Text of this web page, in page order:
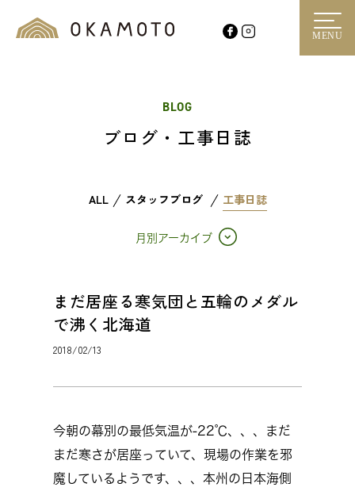
MENU
BLOG
ブログ・工事日誌
ALL スタッフブログ 工事日誌
月別アーカイブ
まだ居座る寒気団と五輪のメダル
で沸く北海道
2018/02/13
今朝の幕別の最低気温が-22℃、、、まだ
まだ寒さが居座っていて、現場の作業を邪
魔しているようです、、、本州の日本海側